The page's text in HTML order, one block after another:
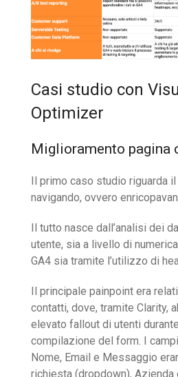
Casi studio con
Optimizer
Miglioramento pagina
Il primo caso studio riguarda
navigando, ovvero
Il tutto nasce dall’analisi dei
utente, sia a livello di
GA4 sia tramite l’utilizzo di
Il principale painpoint era
contatti, dove, tramite Clarity,
elevato fallout di utenti
compilazione del form. I
Nome, Email e Messaggio
richiesta (dropdown), Azienda